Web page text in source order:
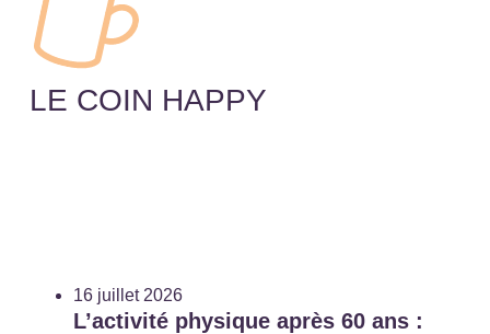
LE COIN HAPPY
16 juillet 2026
L’activité physique après 60 ans :